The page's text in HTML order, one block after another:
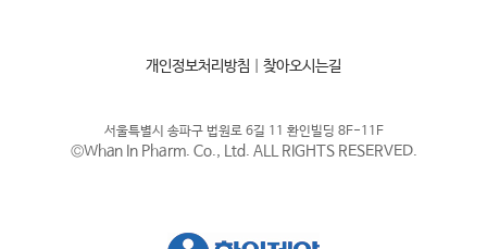
개인정보처리방침 찾아오시는길
서울특별시 송파구 법원로 6길 11 환인빌딩 8F-11F
©Whan In Pharm. Co., Ltd. ALL RIGHTS RESERVED.